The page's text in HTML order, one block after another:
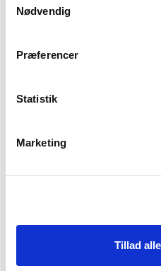
Nødvendig
Præferencer
Statistik
Marketing
Tillad
4401188